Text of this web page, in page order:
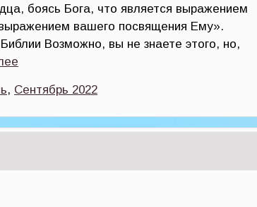
боясь Бога, что является выражением
вашего посвящения Ему».
Возможно, вы не знаете этого, но,
, Сентябрь 2022